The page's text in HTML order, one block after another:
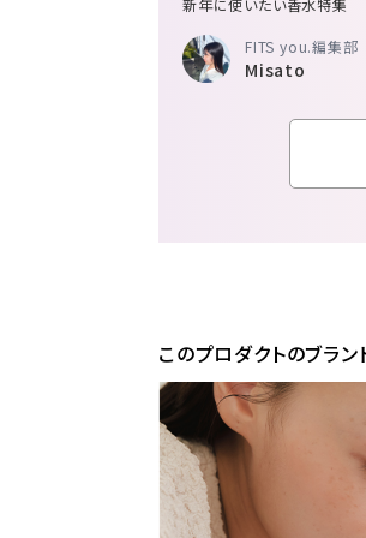
新年に使いたい香水特集
FITS you.編集部
Misato
このプロダクトのブラン